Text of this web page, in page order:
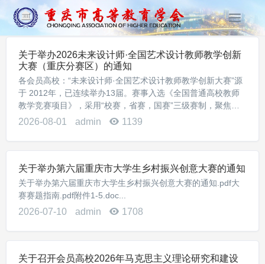
T
o
g
g
e
n
a
i
g
a
t
关于举办2026未来设计师·全国艺术设计教师教学创新
大赛（重庆分赛区）的通知
各会员高校：“未来设计师·全国艺术设计教师教学创新大赛”源
于 2012年，已连续举办13届。赛事入选《全国普通高校教师
教学竞赛项目》，采用“校赛，省赛，国赛”三级赛制，聚焦艺
术设计学科教师教学创新，打造艺术设计学科权威、公正、领
2026-08-01 admin 1139
关于举办第六届重庆市大学生乡村振兴创意大赛的通知
关于举办第六届重庆市大学生乡村振兴创意大赛的通知.pdf大
赛赛题指南.pdf附件1-5.doc...
2026-07-10 admin 1708
关于召开会员高校2026年马克思主义理论研究和建设